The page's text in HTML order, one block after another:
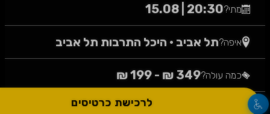
מתי?20:30 | 15.08
איפה?תל אביב • היכל התרבות תל אביב
כמה עולה?349 ₪ - 199 ₪
לרכישת כרטיסים